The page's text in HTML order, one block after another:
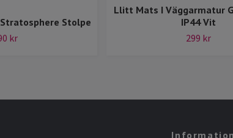
Stolpe
kr
Llitt Mats I Väggarmatur
IP44 Vit
299 kr
Information